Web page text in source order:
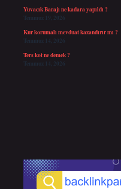
Yuvacık Barajı ne kadara yapıldı ?
Temmuz 19, 2026
Kur korumalı mevduat kazandırır mı ?
Temmuz 14, 2026
Ters kot ne demek ?
Temmuz 14, 2026